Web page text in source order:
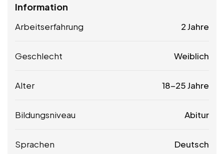
Information
Arbeitserfahrung 2 Jahre
Geschlecht Weiblich
Alter 18-25 Jahre
Bildungsniveau Abitur
Sprachen Deutsch